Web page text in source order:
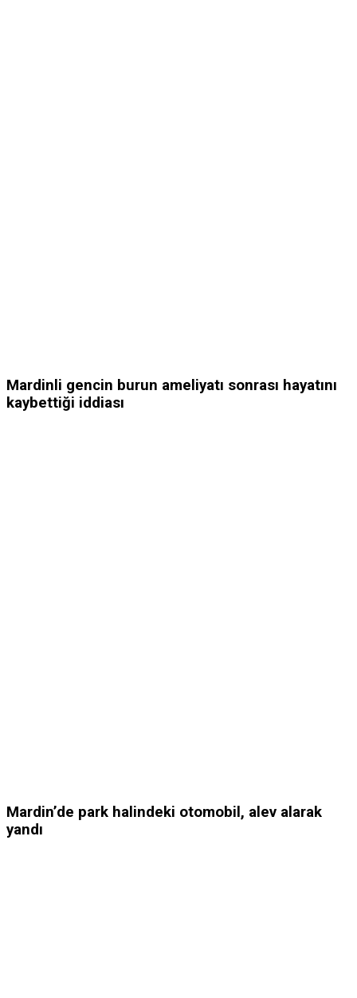
Mardinli gencin burun ameliyatı sonrası hayatını
kaybettiği iddiası
Mardin’de park halindeki otomobil, alev alarak
yandı